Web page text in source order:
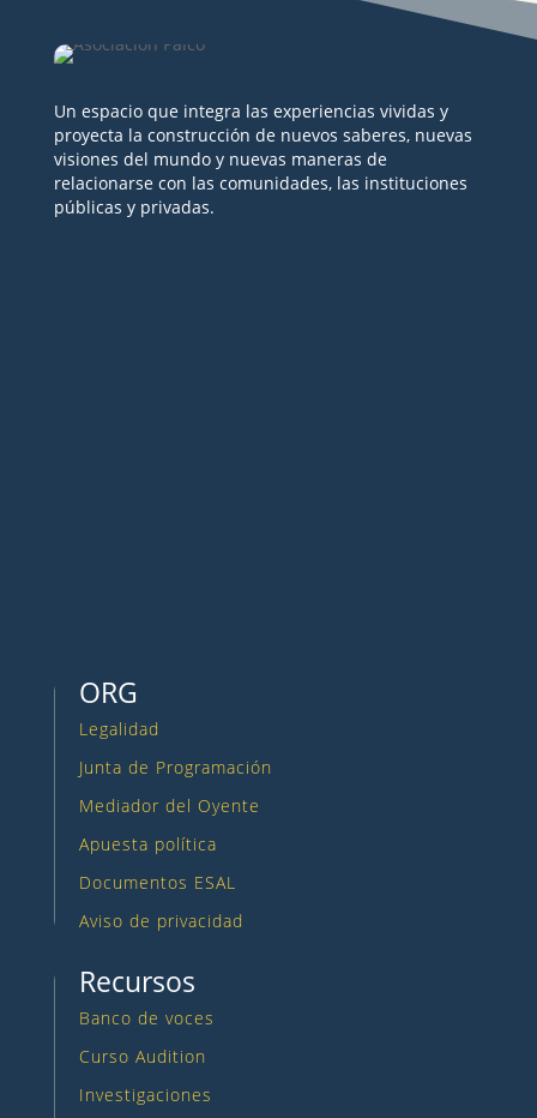
Un espacio que integra las experiencias vividas y
proyecta la construcción de nuevos saberes, nuevas
visiones del mundo y nuevas maneras de
relacionarse con las comunidades, las instituciones
públicas y privadas.
ORG
Legalidad
Junta de Programación
Mediador del Oyente
Apuesta política
Documentos ESAL
Aviso de privacidad
Recursos
Banco de voces
Curso Audition
Investigaciones